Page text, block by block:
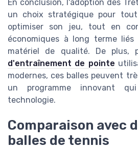
En conclusion, l'adoption des
un choix stratégique pour
optimiser son jeu, tout en
économiques à long terme
matériel de qualité. De plus,
d'entraînement de pointe
modernes, ces balles peuvent
un programme innovant
technologie.
Comparaison avec
balles de tennis